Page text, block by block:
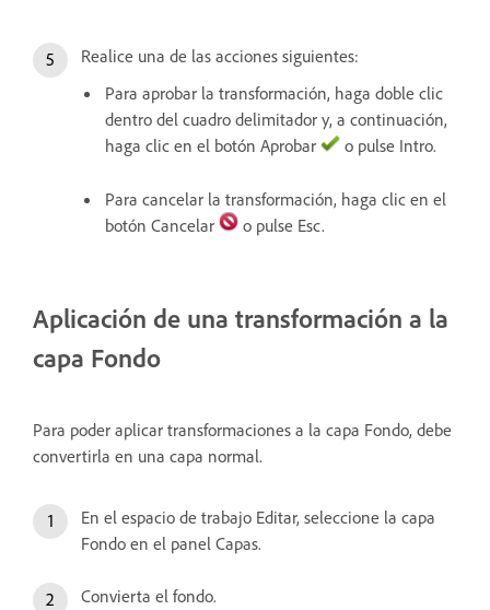
Realice una de las acciones siguientes:
Para aprobar la transformación, haga doble clic
dentro del cuadro delimitador y, a continuación,
haga clic en el botón Aprobar
o pulse Intro.
Para cancelar la transformación, haga clic en el
botón Cancelar
o pulse Esc.
Aplicación de una transformación a la
capa Fondo
Para poder aplicar transformaciones a la capa Fondo, debe
convertirla en una capa normal.
En el espacio de trabajo Editar, seleccione la capa
Fondo en el panel Capas.
Convierta el fondo.